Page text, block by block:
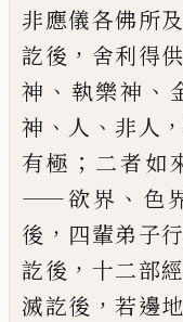
非應儀各佛所
訖後 ， 舍利得
神 、 執樂神 、
神 、 人 、 非人 ，
有極 ； 二者如
——欲界 、 色
後 ， 四輩弟子行
訖後 ， 十二部
滅訖後 ，若邊